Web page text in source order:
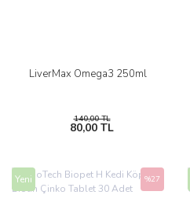
LiverMax Omega3 250ml
140,00 TL
80,00 TL
Yeni %27